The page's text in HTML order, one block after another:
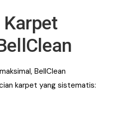
BellClean
karpet yang sistematis: